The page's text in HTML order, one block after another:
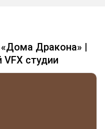
Дракона» |
студии